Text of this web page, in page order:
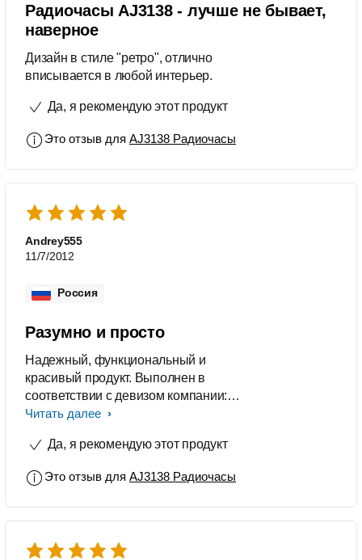
Радиочасы AJ3138 - лучше не бывает,
наверное
Дизайн в стиле "ретро", отлично
вписывается в любой интерьер.
Да, я рекомендую этот продукт
Это отзыв для AJ3138 Радиочасы
Andrey555
11/7/2012
Россия
Разумно и просто
Надежный, функциональный и
красивый продукт. Выполнен в
соответствии с девизом компании:
"Разумно и просто". Двойное
исполнение.
Читать далее
Да, я рекомендую этот продукт
Это отзыв для AJ3138 Радиочасы